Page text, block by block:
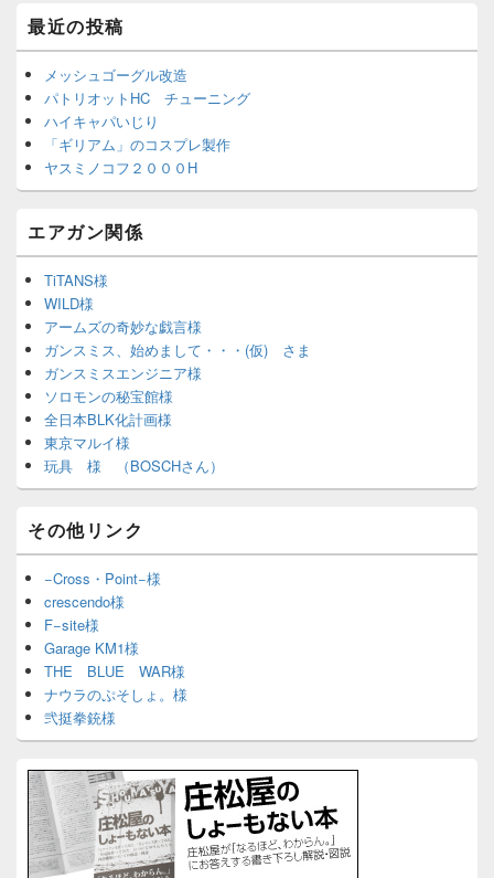
最近の投稿
メッシュゴーグル改造
パトリオットHC チューニング
ハイキャパいじり
「ギリアム」のコスプレ製作
ヤスミノコフ２０００H
エアガン関係
TiTANS様
WILD様
アームズの奇妙な戯言様
ガンスミス、始めまして・・・(仮) さま
ガンスミスエンジニア様
ソロモンの秘宝館様
全日本BLK化計画様
東京マルイ様
玩具 様 （BOSCHさん）
その他リンク
−Cross・Point−様
crescendo様
F−site様
Garage KM1様
THE BLUE WAR様
ナウラのぷそしょ。様
弐挺拳銃様